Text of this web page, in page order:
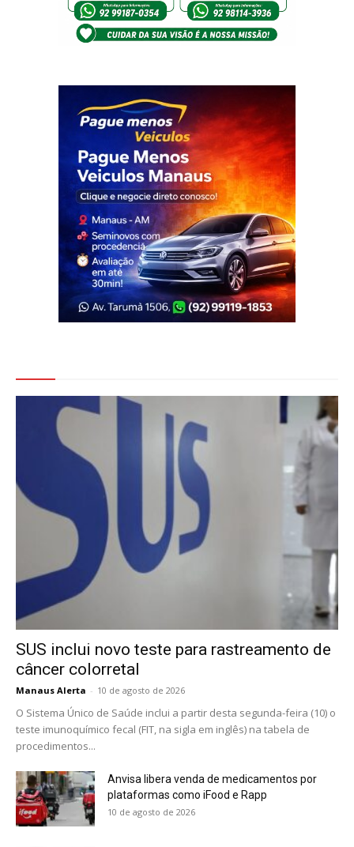
SUS inclui novo teste para rastreamento de
câncer colorretal
Manaus Alerta - 10 de agosto de 2026
O Sistema Único de Saúde inclui a partir desta segunda-feira (10) o
teste imunoquímico fecal (FIT, na sigla em inglês) na tabela de
procedimentos...
Anvisa libera venda de medicamentos por
plataformas como iFood e Rapp
10 de agosto de 2026